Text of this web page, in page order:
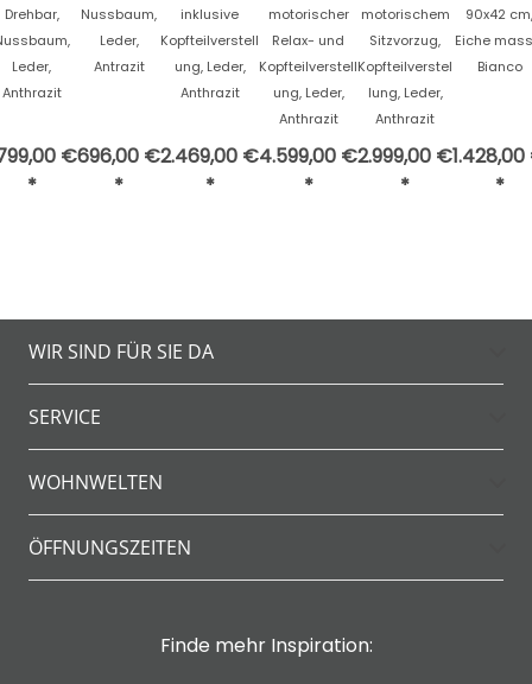
Drehbar,
Leder,
Anthrazit
€
*
Nussbaum,
Leder,
Antrazit
696,00 €
*
inklusive
Kopfteilverstell
ung, Leder,
Anthrazit
2.469,00 €
*
motorischer
Relax- und
Kopfteilverstell
ung, Leder,
Anthrazit
4.599,00 €
*
motorischem
Sitzvorzug,
Kopfteilverstel
lung, Leder,
Anthrazit
2.999,00 €
*
90x42 cm,
Eiche
Bianco
*
WIR SIND FÜR SIE DA
SERVICE
WOHNWELTEN
ÖFFNUNGSZEITEN
Finde mehr Inspiration: